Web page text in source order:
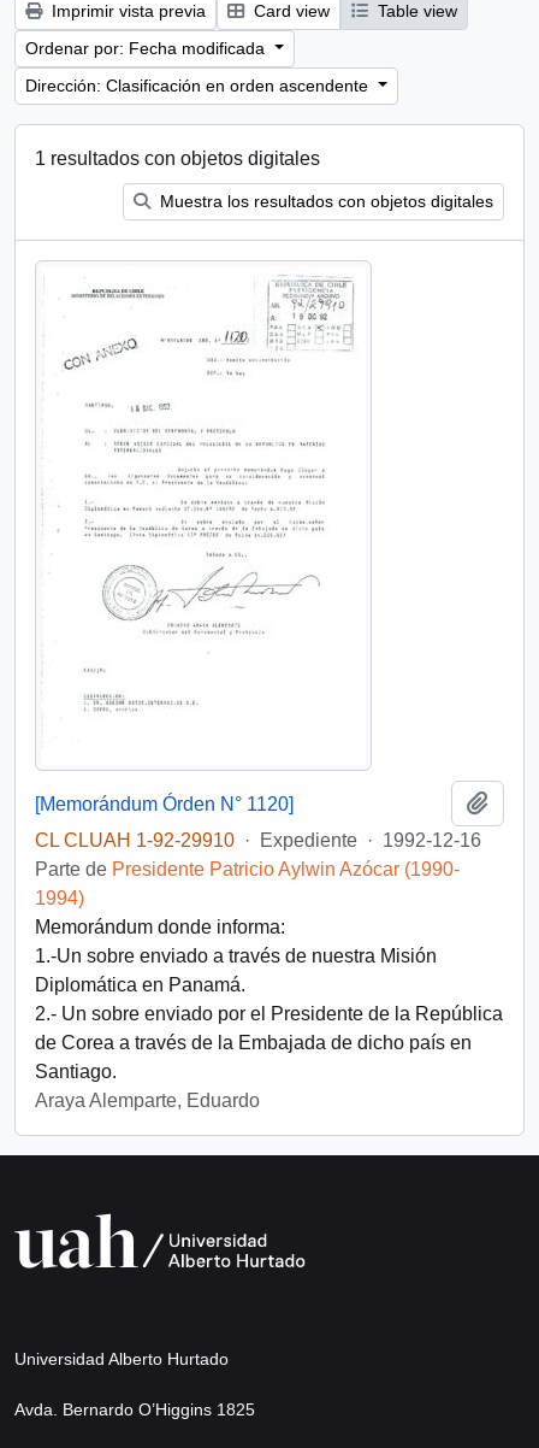
Imprimir vista previa Card view
Table view
Ordenar por: Fecha modificada
Dirección: Clasificación en orden ascendente
1 resultados con objetos digitales
Muestra los resultados con objetos digitales
[Memorándum Órden N° 1120]
CL CLUAH 1-92-29910 · Expediente · 1992-12-16
Parte de Presidente Patricio Aylwin Azócar (1990-
1994)
Memorándum donde informa:
1.-Un sobre enviado a través de nuestra Misión
Diplomática en Panamá.
2.- Un sobre enviado por el Presidente de la República
de Corea a través de la Embajada de dicho país en
Santiago.
Araya Alemparte, Eduardo
Universidad Alberto Hurtado
Avda. Bernardo O’Higgins 1825